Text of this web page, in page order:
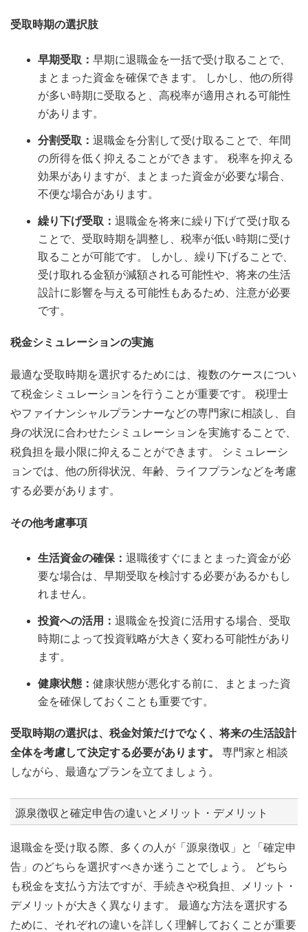
受取時期の選択肢
早期受取： 早期に退職金を一括で受け取ることで、
まとまった資金を確保できます。 しかし、他の所得
が多い時期に受取ると、高税率が適用される可能性
があります。
分割受取： 退職金を分割して受け取ることで、年間
の所得を低く抑えることができます。 税率を抑える
効果がありますが、まとまった資金が必要な場合、
不便な場合があります。
繰り下げ受取： 退職金を将来に繰り下げて受け取る
ことで、受取時期を調整し、税率が低い時期に受け
取ることが可能です。 しかし、繰り下げることで、
受け取れる金額が減額される可能性や、将来の生活
設計に影響を与える可能性もあるため、注意が必要
です。
税金シミュレーションの実施
最適な受取時期を選択するためには、複数のケースについ
て税金シミュレーションを行うことが重要です。 税理士
やファイナンシャルプランナーなどの専門家に相談し、自
身の状況に合わせたシミュレーションを実施することで、
税負担を最小限に抑えることができます。 シミュレーシ
ョンでは、他の所得状況、年齢、ライフプランなどを考慮
する必要があります。
その他考慮事項
生活資金の確保： 退職後すぐにまとまった資金が必
要な場合は、早期受取を検討する必要があるかもし
れません。
投資への活用： 退職金を投資に活用する場合、受取
時期によって投資戦略が大きく変わる可能性があり
ます。
健康状態： 健康状態が悪化する前に、まとまった資
金を確保しておくことも重要です。
受取時期の選択は、税金対策だけでなく、将来の生活設計
全体を考慮して決定する必要があります。
専門家と相談
しながら、最適なプランを立てましょう。
源泉徴収と確定申告の違いとメリット・デメリット
退職金を受け取る際、多くの人が「源泉徴収」と「確定申
告」のどちらを選択すべきか迷うことでしょう。 どちら
も税金を支払う方法ですが、手続きや税負担、メリット・
デメリットが大きく異なります。 最適な方法を選択する
ために、それぞれの違いを詳しく理解しておくことが重要